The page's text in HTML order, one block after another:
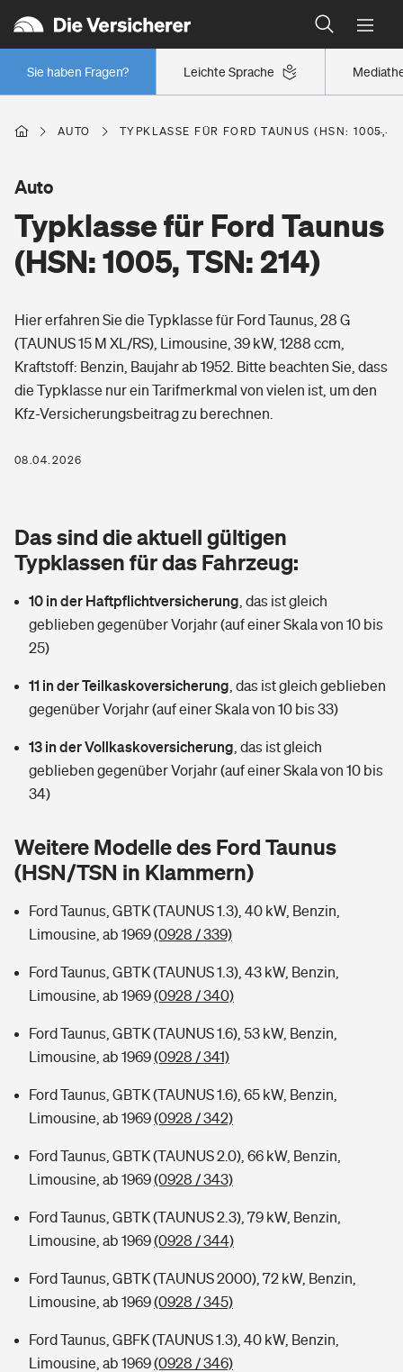
Leichte Sprache
Sie haben Fragen?
Wer versichert was: Jetzt Versicherer finden
Regionalklassen: So ist Ihre Region eingestuft
Wer versichert was: Jetzt Versicherer finden
Berufsunfähigkeitsversicherung
Erwerbsunfähigkeitsversicherung
Grundfähigkeitsversicherung
Arbeitsrechtsschutz
Berufshaftpflichtversicherung
Zur Übersicht
Tools
Wer versichert was: Jetzt Versicherer finden
Sie haben Fragen?
Wohnen
Elementarversicherung
Glasversicherung
Mietkautionsversicherung
Restkreditversicherung
Tools
Hochwasser-Check: Wie gefährdet ist Ihr Haus?
Sie haben Fragen?
Freizeit
Pri­vate Haft­pflicht­
Kinderunfall­ver­si­che­rung
Kinderinvalidität
Hundehalter-Haftpflicht
Handyversicherung
Private Cyberversicherung
Zur Übersicht
Kinderunfall-Check: Mehr Sicherheit für deine Kids
Typklassen: So ist Ihr Auto eingestuft
Sie haben Fragen?
Gesundheit
Private Krankenversicherung
Dread-Disease-Versicherung
Tierkrankenversicherung
Zur Übersicht
Tools
Wer versichert was: Jetzt Versicherer finden
Rentenrechner: Wie viel Geld bekomme ich im Alter?
AUTO TYPKLASSE FÜR FORD TAUNUS (HSN: 1005,
Typklasse für Ford Taunus
(HSN: 1005, TSN: 214)
Auto
Hier erfahren Sie die Typklasse für Ford Taunus, 28 G
(TAUNUS 15 M XL/RS), Limousine, 39 kW, 1288 ccm,
Kraftstoff: Benzin, Baujahr ab 1952. Bitte beachten Sie, dass
die Typklasse nur ein Tarifmerkmal von vielen ist, um den
Kfz-Versicherungsbeitrag zu berechnen.
08.04.2026
Das sind die aktuell gültigen
Typklassen für das Fahrzeug:
10 in der Haftpflichtversicherung das ist gleich
geblieben gegenüber Vorjahr (auf einer Skala von 10 bis
25)
11 in der Teilkaskoversicherung das ist gleich geblieben
gegenüber Vorjahr (auf einer Skala von 10 bis 33)
13 in der Vollkaskoversicherung das ist gleich
geblieben gegenüber Vorjahr (auf einer Skala von 10 bis
34)
Weitere Modelle des Ford Taunus
(HSN/TSN in Klammern)
Ford Taunus, GBTK (TAUNUS 1.3), 40 kW, Benzin,
Limousine, ab 1969(0928 / 339)
Ford Taunus, GBTK (TAUNUS 1.3), 43 kW, Benzin,
Limousine, ab 1969(0928 / 340)
Ford Taunus, GBTK (TAUNUS 1.6), 53 kW, Benzin,
Limousine, ab 1969(0928 / 341)
Ford Taunus, GBTK (TAUNUS 1.6), 65 kW, Benzin,
Limousine, ab 1969(0928 / 342)
Ford Taunus, GBTK (TAUNUS 2.0), 66 kW, Benzin,
Limousine, ab 1969(0928 / 343)
Ford Taunus, GBTK (TAUNUS 2.3), 79 kW, Benzin,
Limousine, ab 1969(0928 / 344)
Ford Taunus, GBTK (TAUNUS 2000), 72 kW, Benzin,
Limousine, ab 1969(0928 / 345)
Ford Taunus, GBFK (TAUNUS 1.3), 40 kW, Benzin,
Limousine, ab 1969(0928 / 346)